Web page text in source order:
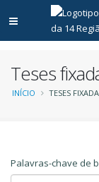
Abrir menu
Teses
Trilha
INÍCIO TESES
Palavras-chave de